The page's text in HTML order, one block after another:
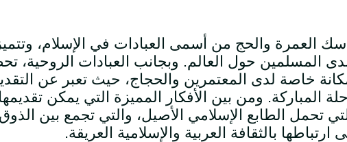
العمرة والحج من أسمى العبادات في الإسلام، وتتميز
لدى المسلمين حول العالم. وبجانب العبادات الروحية،
خاصة لدى المعتمرين والحجاج، حيث تعبر عن
المباركة. ومن بين الأفكار المميزة التي يمكن تقديمها
تحمل الطابع الإسلامي الأصيل، والتي تجمع بين الذوق
ارتباطها بالثقافة العربية والإسلامية العريقة.